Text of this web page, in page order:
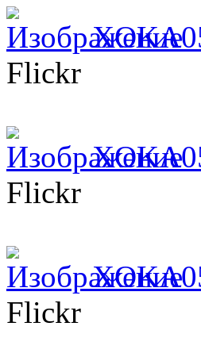
Flickr
Flickr
Flickr